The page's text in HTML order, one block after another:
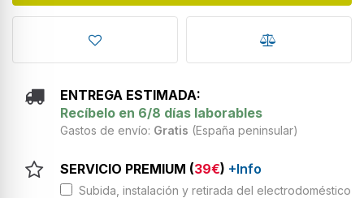
ENTREGA ESTIMADA:
Recíbelo en 6/8 días laborables
Gastos de envío: Gratis (España peninsular)
SERVICIO PREMIUM (39€) +Info
Subida, instalación y retirada del electrodoméstico